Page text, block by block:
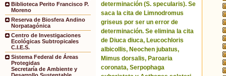
Biblioteca Perito Francisco P.
Moreno
Reserva de Biosfera Andino
Norpatagónica
Centro de Investigaciones
Ecológicas Subtropicales
C.I.E.S.
Sistema Federal de Áreas
Protegidas
Secretaría de Ambiente y
determinación (S. specularis). Se
saca la cita de Limnodromus
griseus por ser un error de
determinación. Se elimina la cita
de Diuca diuca, Leucochloris
albicollis, Neochen jubatus,
Mimus dorsalis, Paroaria
coronata, Serpophaga